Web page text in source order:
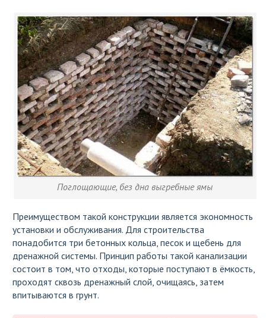
Поглощающие, без дна выгребные ямы
Преимуществом такой конструкции является экономность
установки и обслуживания. Для строительства
понадобится три бетонных кольца, песок и щебень для
дренажной системы. Принцип работы такой канализации
состоит в том, что отходы, которые поступают в ёмкость,
проходят сквозь дренажный слой, очищаясь, затем
впитываются в грунт.